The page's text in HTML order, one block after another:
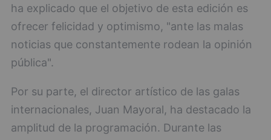
ha explicado que el objetivo de esta edición es
ofrecer felicidad y optimismo, "ante las malas
noticias que constantemente rodean la opinión
pública".
Por su parte, el director artístico de las galas
internacionales, Juan Mayoral, ha destacado la
amplitud de la programación. Durante las